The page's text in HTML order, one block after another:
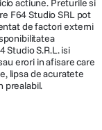
actiune. Preturile si
F64 Studio SRL pot
de factori externi
Studio S.R.L. isi
erori in afisare care
lipsa de acuratete
prealabil.